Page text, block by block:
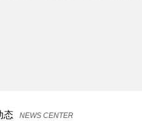
态
NEWS CENTER